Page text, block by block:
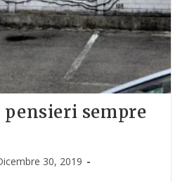
sempre
30, 2019